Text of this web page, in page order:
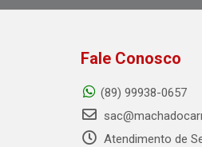
Fale Conosco
(89) 99938-0657
Atendimento de